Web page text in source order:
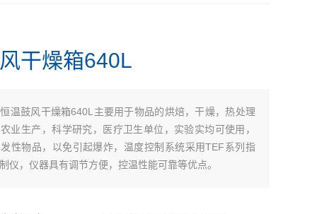
干燥箱640L
恒温鼓风干燥箱640L主要用于物品的烘焙，干燥，热处理
业生产，科学研究，医疗卫生单位，实验实均可使用，
性物品，以免引起爆炸，温度控制系统采用TEF系列指
仪，仪器具有调节方便，控温性能可靠等优点。